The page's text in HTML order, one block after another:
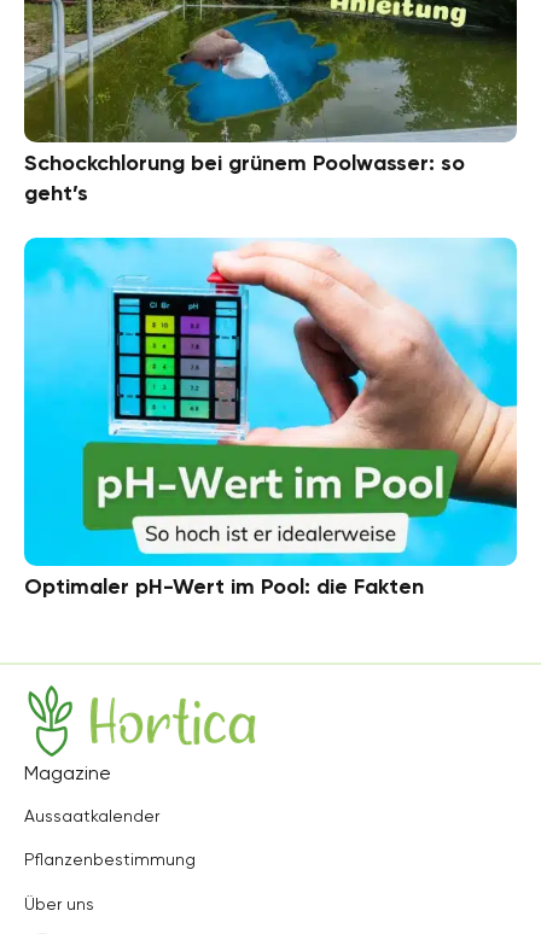
Schockchlorung bei grünem Poolwasser: so
geht’s
Optimaler pH-Wert im Pool: die Fakten
Hortica
Magazine
Aussaatkalender
Pflanzenbestimmung
Über uns